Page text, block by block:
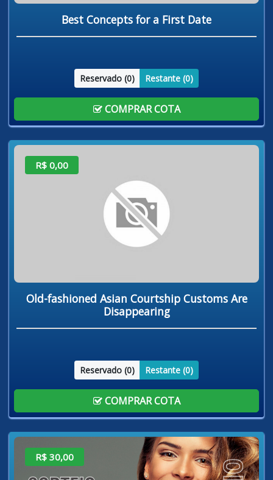
Best Concepts for a First Date
Reservado (0) Restante (0)
COMPRAR COTA
R$ 0,00
Old-fashioned Asian Courtship Customs Are
Disappearing
Reservado (0) Restante (0)
COMPRAR COTA
R$ 30,00